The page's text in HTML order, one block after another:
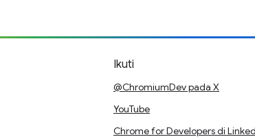
Ikuti
@ChromiumDev pada X
YouTube
Chrome for Developers di